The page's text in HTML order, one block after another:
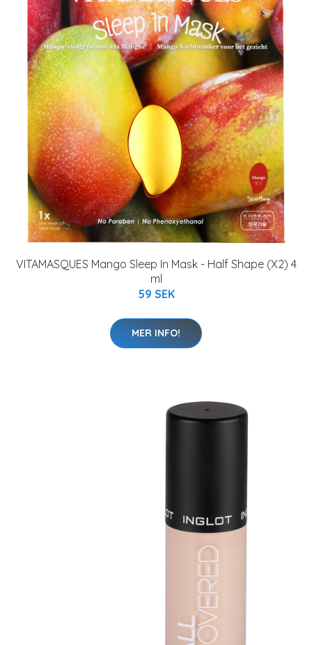
VITAMASQUES Mango Sleep In Mask - Half Shape (X2) 4
ml
59 SEK
MER INFO!